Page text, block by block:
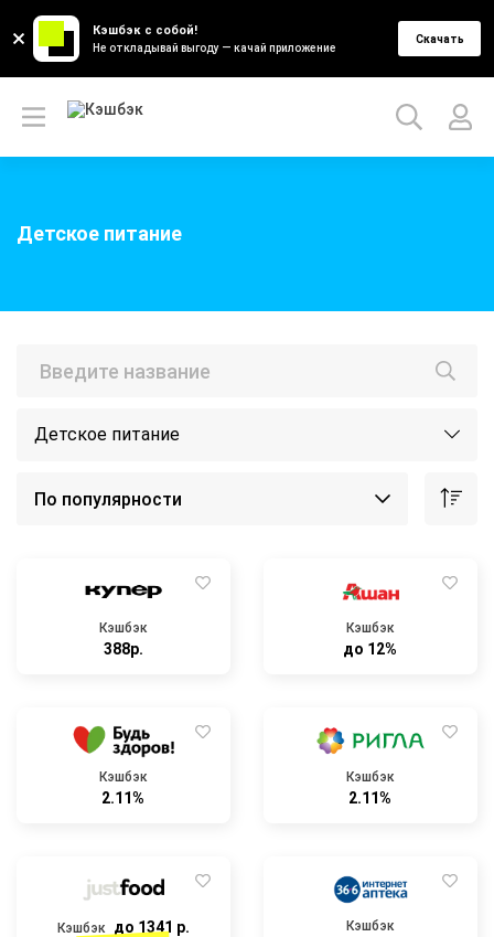
Кэшбэк с собой!
Не откладывай выгоду — качай приложение
Скачать
Детское питание
Детское питание
Кэшбэк
388р.
Кэшбэк
до 12%
Кэшбэк
2.11%
Кэшбэк
2.11%
Кэшбэк до 1341 р. Кэшбэк